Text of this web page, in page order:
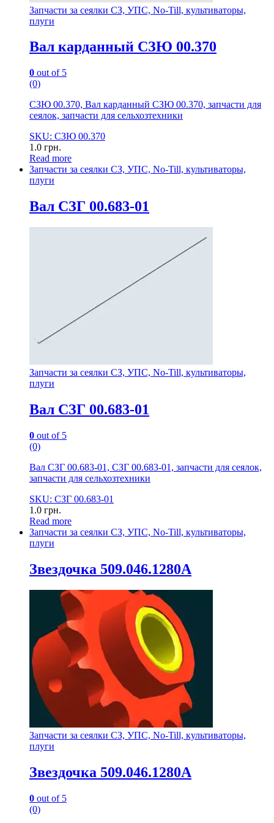
Запчасти за сеялки СЗ, УПС, No-Till, культиваторы,
плуги
Вал карданный СЗЮ 00.370
0 out of 5
(0)
СЗЮ 00.370, Вал карданный СЗЮ 00.370, запчасти для
сеялок, запчасти для сельхозтехники
SKU: СЗЮ 00.370
1.0 грн.
Read more
Запчасти за сеялки СЗ, УПС, No-Till, культиваторы,
плуги
Вал СЗГ 00.683-01
Запчасти за сеялки СЗ, УПС, No-Till, культиваторы,
плуги
Вал СЗГ 00.683-01
0 out of 5
(0)
Вал СЗГ 00.683-01, СЗГ 00.683-01, запчасти для сеялок,
запчасти для сельхозтехники
SKU: СЗГ 00.683-01
1.0 грн.
Read more
Запчасти за сеялки СЗ, УПС, No-Till, культиваторы,
плуги
Звездочка 509.046.1280А
Запчасти за сеялки СЗ, УПС, No-Till, культиваторы,
плуги
Звездочка 509.046.1280А
0 out of 5
(0)